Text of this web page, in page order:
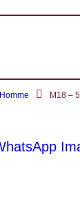
Homme M18 –